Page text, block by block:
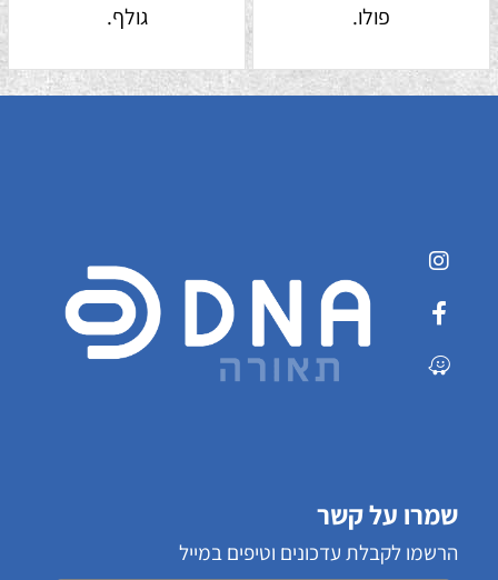
פולו. גולף.
שמרו על קשר
הרשמו לקבלת עדכונים וטיפים במייל